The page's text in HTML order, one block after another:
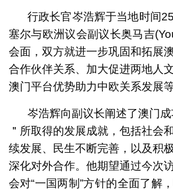
行政长官岑浩辉于当地时间
塞尔与欧洲议会副议长奥马吉
会面，双方就进一步巩固和拓展
合作伙伴关系、加大促进两地人
澳门平台优势助力中欧关系发展
岑浩辉向副议长阐述了澳门成
＂所取得的发展成就，包括社会
续发展、民生不断完善，以及积
深化对外合作。他期望通过今次
会对“一国两制”方针的全面了解